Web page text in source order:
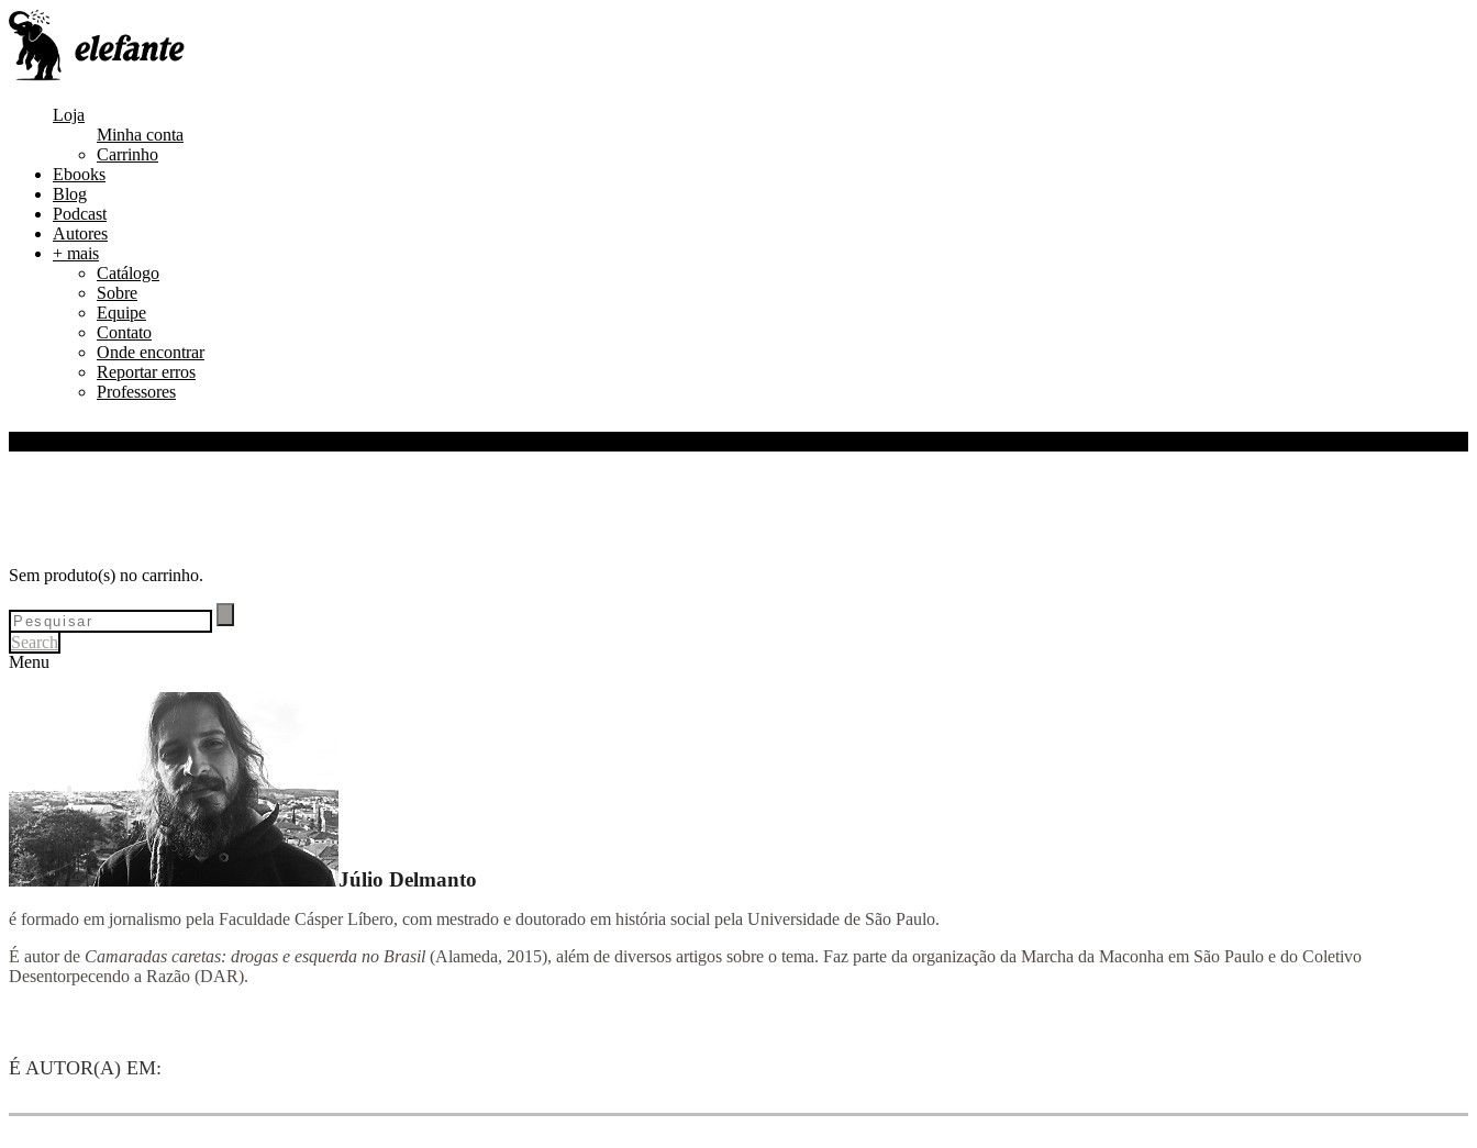
Loja
Minha conta
Carrinho
Ebooks
Blog
Podcast
Autores
+ mais
Catálogo
Sobre
Equipe
Contato
Onde encontrar
Reportar erros
Professores
Sem produto(s) no carrinho.
Search
Menu
Júlio Delmanto
é formado em jornalismo pela Faculdade Cásper Líbero, com mestrado e doutorado em história social pela Universidade de São Paulo.
É autor de Camaradas caretas: drogas e esquerda no Brasil (Alameda, 2015), além de diversos artigos sobre o tema. Faz parte da organização da Marcha da Maconha em São Paulo e do Coletivo
Desentorpecendo a Razão (DAR).
É AUTOR(A) EM: